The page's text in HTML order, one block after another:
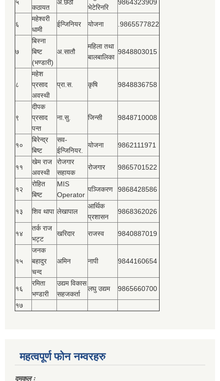
५
कठायत
अ.छैठौ
भेटेरिनरि
9864323909
६
महेश्‍वरी
धामी
ईन्जिनियर योजना .9865577822
७
बिस्‍ना
बिष्‍ट
(भण्डारी)
अ.सातौ
महिला तथा
बालबालिका
9848803015
८
महेश
प्रसाद
अवस्थी
प्रा.स. कृषि 9848836758
९
दीपक
प्रसाद
पन्त
ना.सु. जिन्सी 9848710008
१०
बिरेन्द्र
बिष्‍ट
सव-
ईन्जिनियर.
योजना 9862111971
११
खेम राज
अवस्थी
रोजगार
सहायक
रोजगार 9865701522
१२
रोहित
बिष्‍ट
MIS
Operator
पञ्‍जिकरण 9868428586
१३ शिव थापा लेखापाल
आर्थिक
प्रशासन
9868362026
१४
तर्क राज
भट्ट
खरिदार राजस्‍व 9840887019
१५
जनक
बहादुर
चन्द
अमिन नापी 9844160654
१६
रमिता
भण्डारी
उद्यम विकास
सहजकर्ता
लघु उद्यम 9865660700
१७
महत्वपूर्ण फोन नम्वरहरु
दमकल ः